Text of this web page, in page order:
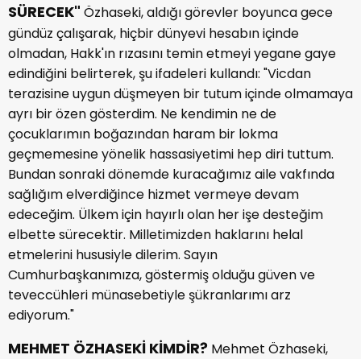
SÜRECEK" Özhaseki, aldığı görevler boyunca gece
gündüz çalışarak, hiçbir dünyevi hesabın içinde
olmadan, Hakk'ın rızasını temin etmeyi yegane gaye
edindiğini belirterek, şu ifadeleri kullandı: "Vicdan
terazisine uygun düşmeyen bir tutum içinde olmamaya
ayrı bir özen gösterdim. Ne kendimin ne de
çocuklarımın boğazından haram bir lokma
geçmemesine yönelik hassasiyetimi hep diri tuttum.
Bundan sonraki dönemde kuracağımız aile vakfında
sağlığım elverdiğince hizmet vermeye devam
edeceğim. Ülkem için hayırlı olan her işe desteğim
elbette sürecektir. Milletimizden haklarını helal
etmelerini hususiyle dilerim. Sayın
Cumhurbaşkanımıza, göstermiş olduğu güven ve
teveccühleri münasebetiyle şükranlarımı arz
ediyorum."
MEHMET ÖZHASEKİ KİMDİR? Mehmet Özhaseki,